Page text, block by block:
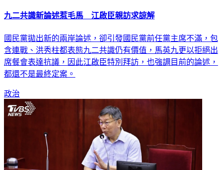
九二共識新論述惹毛馬 江啟臣親訪求諒解
國民黨拋出新的兩岸論述，卻引發國民黨前任黨主席不滿，包
含連戰、洪秀柱都表態九二共識仍有價值，馬英九更以拒絕出
席餐會表達抗議，因此江啟臣特別拜訪，也強調目前的論述，
都還不是最終定案。
政治